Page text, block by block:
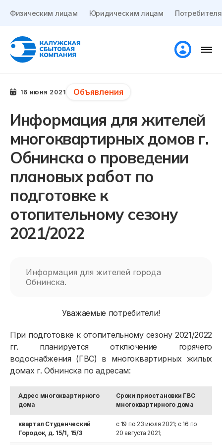
Физическим лицам Юридическим лицам
16 июня 2021 Объявления
Информация для жителей
многоквартирных домов г.
Обнинска о проведении
плановых работ по
подготовке к
отопительному сезону
2021/2022
Информация для жителей города
Обнинска.
Уважаемые потребители!
При подготовке к отопительному сезону 2021/2022
гг. планируется отключение горячего
водоснабжения (ГВС) в многоквартирных жилых
домах г. Обнинска по адресам:
Адрес многоквартирного
дома
Сроки приостановки ГВС
многоквартирного дома
квартал Студенческий
Городок, д. 15/1, 15/3
с 19 по 23 июля 2021; с 16 по
20 августа 2021;